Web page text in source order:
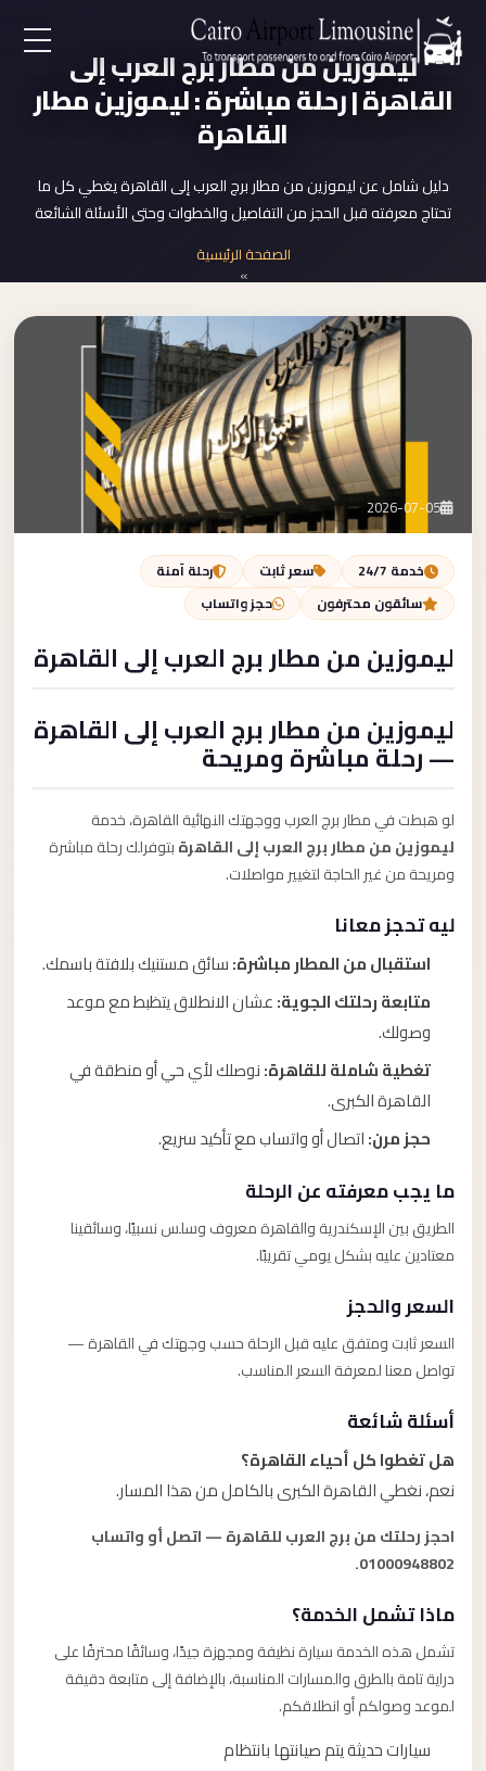
EN
AR
خدمات المطار
نحن
بنا
احجز الآن
ليموزين من مطار برج العرب إلى
القاهرة | رحلة مباشرة : ليموزين مطار
القاهرة
دليل شامل عن ليموزين من مطار برج العرب إلى القاهرة يغطي كل ما
تحتاج معرفته قبل الحجز من التفاصيل والخطوات وحتى الأسئلة الشائعة
الصفحة الرئيسية
2026-07-05
خدمة 24/7 سعر ثابت
رحلة آمنة
سائقون محترفون
حجز واتساب
ليموزين من مطار برج العرب إلى القاهرة
ليموزين من مطار برج العرب إلى القاهرة
— رحلة مباشرة ومريحة
لو هبطت في مطار برج العرب ووجهتك النهائية القاهرة، خدمة
ليموزين من مطار برج العرب إلى القاهرةبتوفرلك رحلة مباشرة
ومريحة من غير الحاجة لتغيير مواصلات.
ليه تحجز معانا
استقبال من المطار مباشرة:سائق مستنيك بلافتة باسمك.
متابعة رحلتك الجوية:عشان الانطلاق يتظبط مع موعد
وصولك.
تغطية شاملة للقاهرة:نوصلك لأي حي أو منطقة في
القاهرة الكبرى.
حجز مرن:اتصال أو واتساب مع تأكيد سريع.
ما يجب معرفته عن الرحلة
الطريق بين الإسكندرية والقاهرة معروف وسلس نسبيًا، وسائقينا
معتادين عليه بشكل يومي تقريبًا.
السعر والحجز
السعر ثابت ومتفق عليه قبل الرحلة حسب وجهتك في القاهرة —
تواصل معنا لمعرفة السعر المناسب.
أسئلة شائعة
هل تغطوا كل أحياء القاهرة؟
نعم، نغطي القاهرة الكبرى بالكامل من هذا المسار.
احجز رحلتك من برج العرب للقاهرة — اتصل أو واتساب
01000948802.
ماذا تشمل الخدمة؟
تشمل هذه الخدمة سيارة نظيفة ومجهزة جيدًا، وسائقًا محترفًا على
دراية تامة بالطرق والمسارات المناسبة، بالإضافة إلى متابعة دقيقة
لموعد وصولكم أو انطلاقكم.
سيارات حديثة يتم صيانتها بانتظام